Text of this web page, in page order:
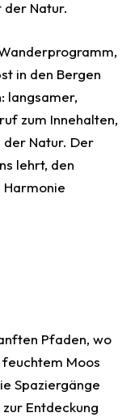
der Natur.
in den Bergen
langsamer,
zum Innehalten,
der Natur. Der
lehrt, den
Harmonie
Pfaden, wo
Moos
Spaziergänge
Entdeckung